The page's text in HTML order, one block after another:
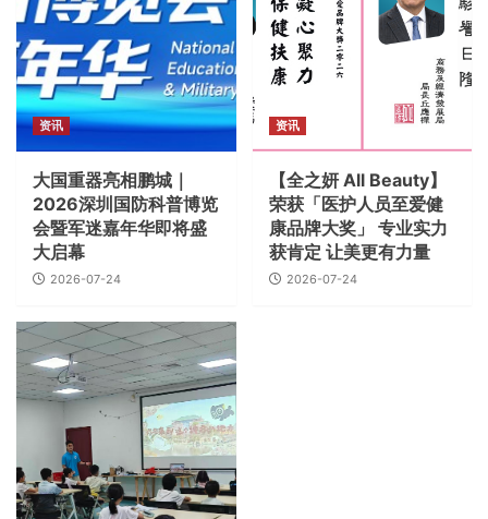
资讯
大国重器亮相鹏城｜
2026深圳国防科普博览
会暨军迷嘉年华即将盛
大启幕
2026-07-24
资讯
【全之妍 All Beauty】
荣获「医护人员至爱健
康品牌大奖」 专业实力
获肯定 让美更有力量
2026-07-24